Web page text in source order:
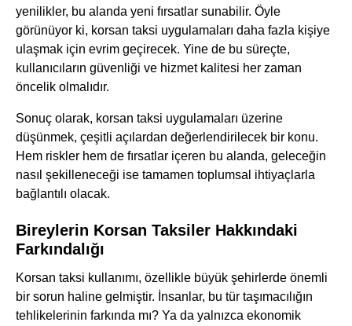
yenilikler, bu alanda yeni fırsatlar sunabilir. Öyle
görünüyor ki, korsan taksi uygulamaları daha fazla kişiye
ulaşmak için evrim geçirecek. Yine de bu süreçte,
kullanıcıların güvenliği ve hizmet kalitesi her zaman
öncelik olmalıdır.
Sonuç olarak, korsan taksi uygulamaları üzerine
düşünmek, çeşitli açılardan değerlendirilecek bir konu.
Hem riskler hem de fırsatlar içeren bu alanda, geleceğin
nasıl şekilleneceği ise tamamen toplumsal ihtiyaçlarla
bağlantılı olacak.
Bireylerin Korsan Taksiler Hakkındaki
Farkındalığı
Korsan taksi kullanımı, özellikle büyük şehirlerde önemli
bir sorun haline gelmiştir. İnsanlar, bu tür taşımacılığın
tehlikelerinin farkında mı? Ya da yalnızca ekonomik